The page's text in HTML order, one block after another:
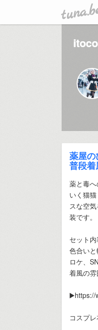
薬屋
普段
薬と毒
いく猫
スな空
装です。
セット
色合い
ロケ、
着風の
▶️https://
コスプ